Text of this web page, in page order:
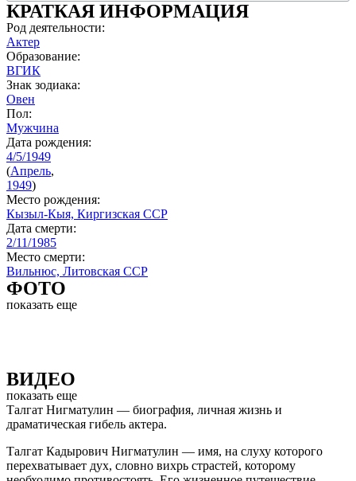
КРАТКАЯ ИНФОРМАЦИЯ
Род деятельности:
Актер
Образование:
ВГИК
Знак зодиака:
Овен
Пол:
Мужчина
Дата рождения:
4/5/1949
(Апрель,
1949)
Место рождения:
Кызыл-Кыя, Киргизская ССР
Дата смерти:
2/11/1985
Место смерти:
Вильнюс, Литовская ССР
ФОТО
показать еще
ВИДЕО
показать еще
Талгат Нигматулин — биография, личная жизнь и
драматическая гибель актера.
Талгат Кадырович Нигматулин — имя, на слуху которого
перехватывает дух, словно вихрь страстей, которому